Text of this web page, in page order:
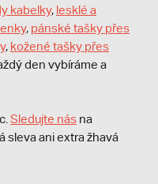
kabelky, lesklé a
, pánské tašky přes
, kožené tašky přes
den vybíráme a
Sledujte nás na
sleva ani extra žhavá